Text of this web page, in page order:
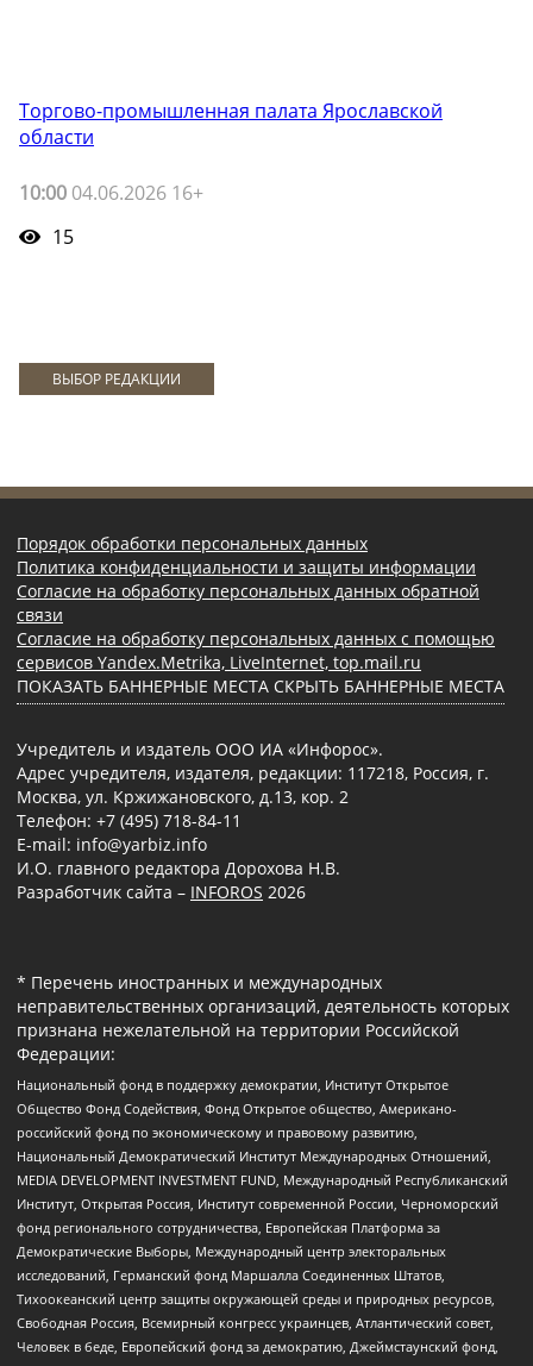
Торгово-промышленная палата Ярославской
области
10:00 04.06.2026 16+
15
ВЫБОР РЕДАКЦИИ
Порядок обработки персональных данных
Политика конфиденциальности и защиты информации
Согласие на обработку персональных данных обратной
связи
Согласие на обработку персональных данных с помощью
сервисов Yandex.Metrika, LiveInternet, top.mail.ru
ПОКАЗАТЬ БАННЕРНЫЕ МЕСТА СКРЫТЬ БАННЕРНЫЕ МЕСТА
Учредитель и издатель ООО ИА «Инфорос».
Адрес учредителя, издателя, редакции: 117218, Россия, г.
Москва, ул. Кржижановского, д.13, кор. 2
Телефон: +7 (495) 718-84-11
E-mail: info@yarbiz.info
И.О. главного редактора Дорохова Н.В.
Разработчик сайта – INFOROS 2026
* Перечень иностранных и международных
неправительственных организаций, деятельность которых
признана нежелательной на территории Российской
Федерации:
Национальный фонд в поддержку демократии, Институт Открытое
Общество Фонд Содействия, Фонд Открытое общество, Американо-
российский фонд по экономическому и правовому развитию,
Национальный Демократический Институт Международных Отношений,
MEDIA DEVELOPMENT INVESTMENT FUND, Международный Республиканский
Институт, Открытая Россия, Институт современной России, Черноморский
фонд регионального сотрудничества, Европейская Платформа за
Демократические Выборы, Международный центр электоральных
исследований, Германский фонд Маршалла Соединенных Штатов,
Тихоокеанский центр защиты окружающей среды и природных ресурсов,
Свободная Россия, Всемирный конгресс украинцев, Атлантический совет,
Человек в беде, Европейский фонд за демократию, Джеймстаунский фонд,